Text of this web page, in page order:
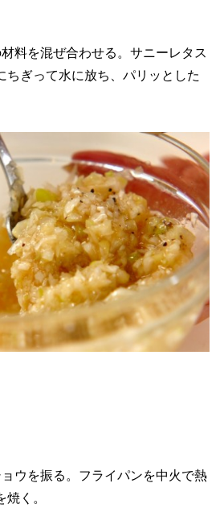
料を混ぜ合わせる。サニーレタス
ちぎって水に放ち、パリッとした
ウを振る。フライパンを中火で熱
く。